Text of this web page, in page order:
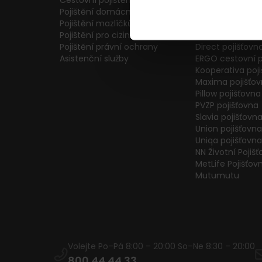
Pojištění domácnosti
Pojištění mazlíčků
Pojištění pro cizince
Pojištění právní ochrany
Asistenční služby
Direct
ERGO cestovní
Kooperativa
Maxima
Pillow pojišťovna
PVZP pojišťovna
Slavia pojišťovna
Union pojišťovna
Uniqa pojišťovna
NN Životní
MetLife
Mutumutu
Volejte Po–Pá 8:00 – 20:00 So–Ne 8:30 – 20:00